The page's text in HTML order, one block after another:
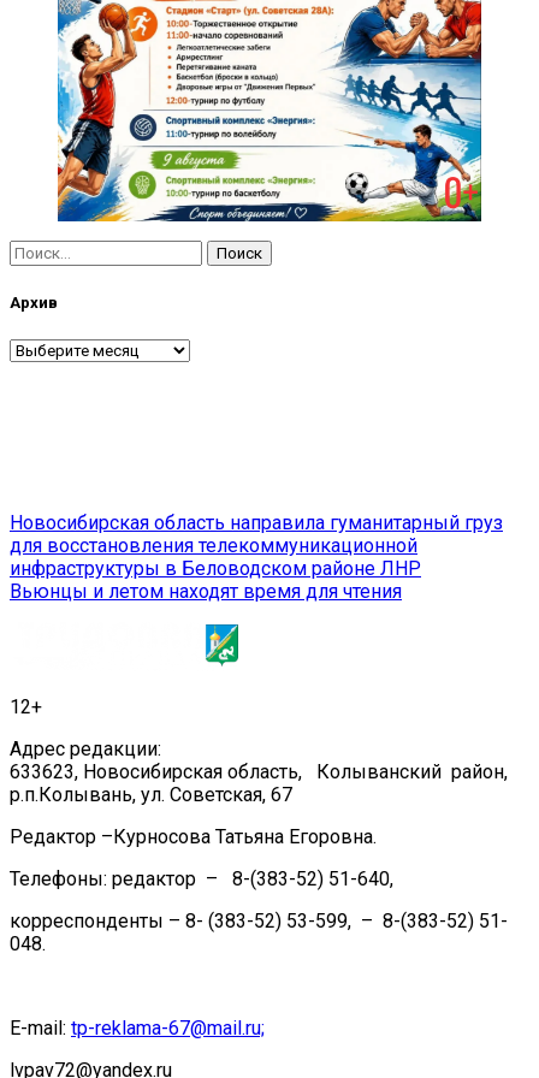
Найти:
Архив
Архив
Навигация
по
записям
Новосибирская область направила гуманитарный груз
для восстановления телекоммуникационной
инфраструктуры в Беловодском районе ЛНР
Вьюнцы и летом находят время для чтения
12+
Адрес редакции:
633623, Новосибирская область, Колыванский район,
р.п.Колывань, ул. Советская, 67
Редактор –Курносова Татьяна Егоровна.
Телефоны: редактор – 8-(383-52) 51-640,
корреспонденты – 8- (383-52) 53-599, – 8-(383-52) 51-
048.
E-mail: tp-reklama-67@mail.ru;
lvpav72@yandex.ru